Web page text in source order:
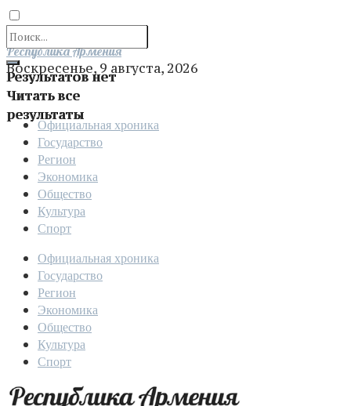
Результатов нет
Читать все
результаты
Отправить
Республика Армения
Воскресенье, 9 августа, 2026
Официальная хроника
Государство
Регион
Экономика
Общество
Культура
Спорт
Официальная хроника
Государство
Регион
Экономика
Общество
Культура
Спорт